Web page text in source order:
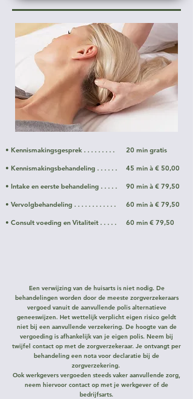
20 min gratis
45 min à € 50,00
90 min à € 79,50
60 min à € 79,50
60 min € 79,50
• Kennismakingsgesprek . . . . . . . . .
• Kennismakingsbehandeling . . . . . .
• Intake en eerste behandeling . . . . .
• Vervolgbehandeling . . . . . . . . . . . .
• Consult voeding en Vitaliteit . . . . .
Een verwijzing van de huisarts is niet nodig. De
behandelingen worden door de meeste zorgverzekeraars
vergoed vanuit de aanvullende polis alternatieve
geneeswijzen. Het wettelijk verplicht eigen risico geldt
niet bij een aanvullende verzekering. De hoogte van de
vergoeding is afhankelijk van je eigen polis. Neem bij
twijfel contact op met de zorgverzekeraar. Je ontvangt per
behandeling een nota voor declaratie bij de
zorgverzekering.
Ook werkgevers vergoeden steeds vaker aanvullende zorg,
neem hiervoor contact op met je werkgever of de
bedrijfsarts.